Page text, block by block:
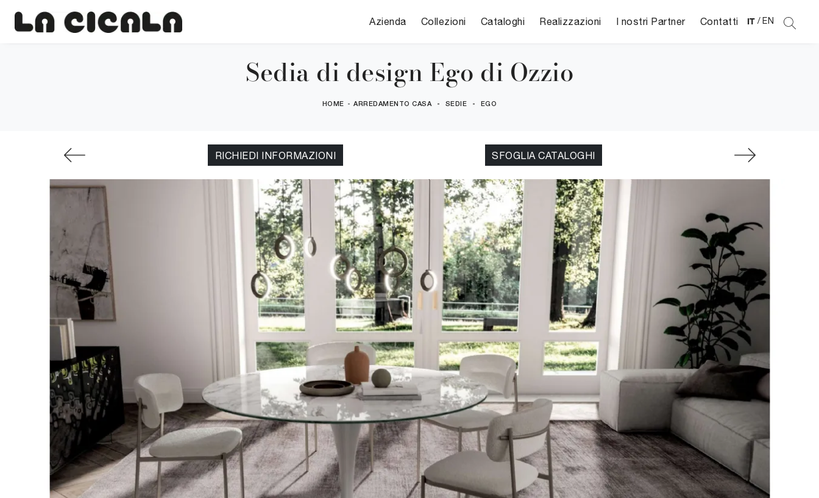
Azienda Collezioni Cataloghi Realizzazioni I nostri Partner Contatti IT / EN
Sedia di design Ego di Ozzio
HOME - ARREDAMENTO CASA - SEDIE - EGO
RICHIEDI INFORMAZIONI SFOGLIA CATALOGHI